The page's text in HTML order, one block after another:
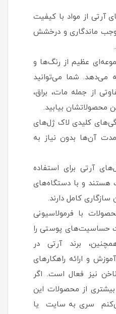
آرتی از مواد با کیفیت
ماندگاری و درخشش
عظیم از رنگ‌ها و
می‌دهد. شما می‌توانید
از جمله مات، براق،
محصولاتشان بیابید.
کلیدی لاک ژل‌های
مدت آن‌ها بدون نیاز به
آرتی برای استفاده
هستند و با دستگاه‌های
با فرمولاسیونی
حساسیت‌های پوستی را
برند آرتی در
و ارائه راهکارهای
نیز فعال است. اگر
از محصولات این
می‌کنم سری به سایت یا